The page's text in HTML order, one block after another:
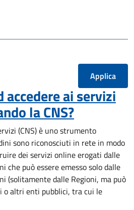
accedere ai servizi
la CNS?
(CNS) è uno strumento
sono riconosciuti in rete in modo
dei servizi online erogati dalle
che può essere emesso solo dalle
(solitamente dalle Regioni, ma può
o altri enti pubblici, tra cui le